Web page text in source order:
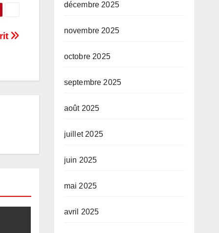
décembre 2025
novembre 2025
octobre 2025
septembre 2025
août 2025
juillet 2025
juin 2025
mai 2025
avril 2025